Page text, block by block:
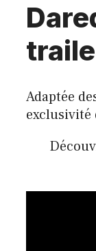
Adaptée